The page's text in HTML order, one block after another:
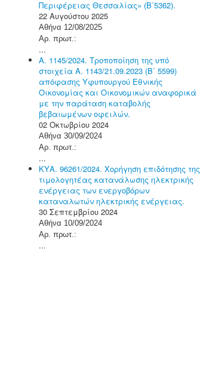
Περιφέρειας Θεσσαλίας» (Β΄5362).
22 Αυγούστου 2025
Αθήνα 12/08/2025
Αρ. πρωτ.:
...
Α. 1145/2024. Τροποποίηση της υπό
στοιχεία Α. 1143/21.09.2023 (Β΄ 5599)
απόφασης Υφυπουργού Εθνικής
Οικονομίας και Οικονομικών αναφορικά
με την παράταση καταβολής
βεβαιωμένων οφειλών.
02 Οκτωβρίου 2024
Αθήνα 30/09/2024
Αρ. πρωτ.:
...
ΚΥΑ. 96261/2024. Χορήγηση επιδότησης της
τιμολογητέας κατανάλωσης ηλεκτρικής
ενέργειας των ενεργοβόρων
καταναλωτών ηλεκτρικής ενέργειας.
30 Σεπτεμβρίου 2024
Αθήνα 10/09/2024
Αρ. πρωτ.:
...